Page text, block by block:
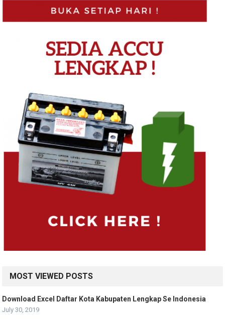
MOST VIEWED POSTS
Download Excel Daftar Kota Kabupaten Lengkap Se Indonesia
July 30, 2019